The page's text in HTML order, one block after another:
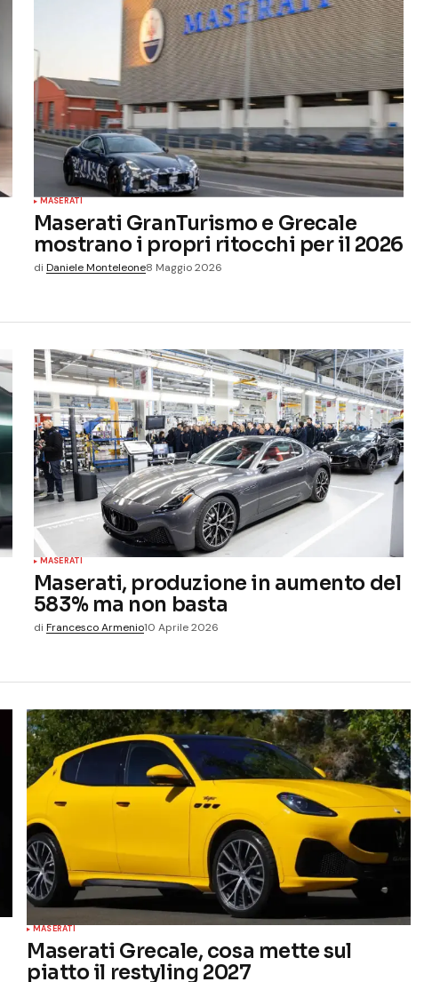
MASERATI
Maserati GranTurismo e Grecale
mostrano i propri ritocchi per il 2026
di Daniele Monteleone8 Maggio 2026
MASERATI
Maserati, produzione in aumento del
583% ma non basta
di Francesco Armenio10 Aprile 2026
MASERATI
Maserati Grecale, cosa mette sul
piatto il restyling 2027